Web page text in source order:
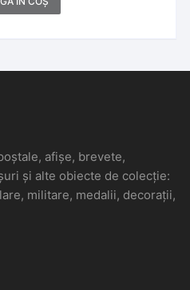
afișe, brevete,
și alte obiecte de colecție:
militare, medalii, decorații,